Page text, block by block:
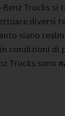
Trucks si
diversi
siano
condizioni di
Trucks sono